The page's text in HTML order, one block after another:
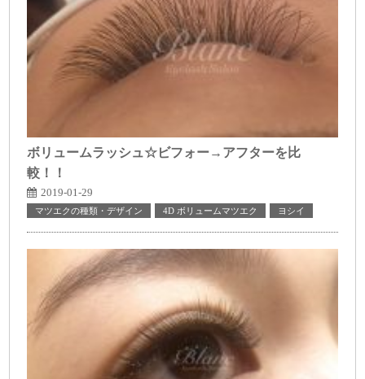
ボリュームラッシュ☆ビフォー→アフターを比
較！！
2019-01-29
マツエクの種類・デザイン 4D ボリュームマツエク ヨシイ